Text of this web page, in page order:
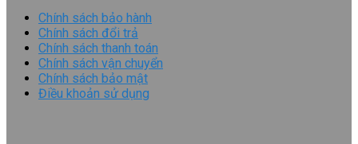
Chính sách bảo hành
Chính sách đổi trả
Chính sách thanh toán
Chính sách vận chuyển
Chính sách bảo mật
Điều khoản sử dụng